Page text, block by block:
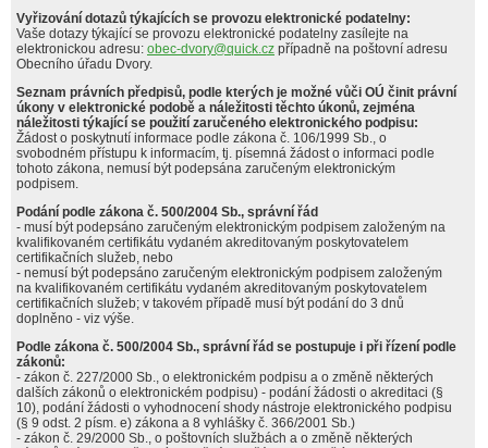
Vyřizování dotazů týkajících se provozu elektronické podatelny:
Vaše dotazy týkající se provozu elektronické podatelny zasílejte na
elektronickou adresu: obec-dvory@quick.cz případně na poštovní adresu
Obecního úřadu Dvory.
Seznam právních předpisů, podle kterých je možné vůči OÚ činit právní
úkony v elektronické podobě a náležitosti těchto úkonů, zejména
náležitosti týkající se použití zaručeného elektronického podpisu:
Žádost o poskytnutí informace podle zákona č. 106/1999 Sb., o
svobodném přístupu k informacím, tj. písemná žádost o informaci podle
tohoto zákona, nemusí být podepsána zaručeným elektronickým
podpisem.
Podání podle zákona č. 500/2004 Sb., správní řád
- musí být podepsáno zaručeným elektronickým podpisem založeným na
kvalifikovaném certifikátu vydaném akreditovaným poskytovatelem
certifikačních služeb, nebo
- nemusí být podepsáno zaručeným elektronickým podpisem založeným
na kvalifikovaném certifikátu vydaném akreditovaným poskytovatelem
certifikačních služeb; v takovém případě musí být podání do 3 dnů
doplněno - viz výše.
Podle zákona č. 500/2004 Sb., správní řád se postupuje i při řízení podle
zákonů:
- zákon č. 227/2000 Sb., o elektronickém podpisu a o změně některých
dalších zákonů o elektronickém podpisu) - podání žádosti o akreditaci (§
10), podání žádosti o vyhodnocení shody nástroje elektronického podpisu
(§ 9 odst. 2 písm. e) zákona a 8 vyhlášky č. 366/2001 Sb.)
- zákon č. 29/2000 Sb., o poštovních službách a o změně některých